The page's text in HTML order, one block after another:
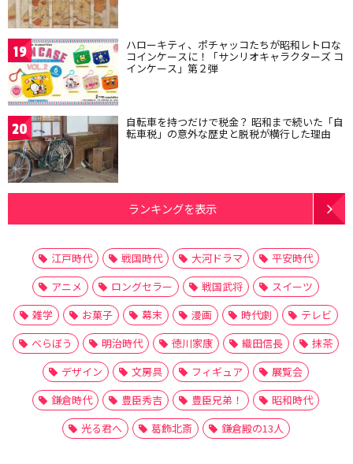
19 ハローキティ、ポチャッコたちが昭和レトロな
コインケースに！「サンリオキャラクターズ コ
インケース」第２弾
20 自転車を持つだけで税金？ 昭和まで続いた「自
転車税」の意外な歴史と脱税が横行した理由
ランキングを表示
江戸時代 戦国時代 大河ドラマ
平安時代
アニメ
ロングセラー 戦国武将
スイーツ
雑学
お菓子 幕末 漫画 時代劇
テレビ
べらぼう
明治時代 徳川家康 織田信長
抹茶
デザイン
文房具 フィギュア
展覧会
鎌倉時代
豊臣秀吉 豊臣兄弟！
昭和時代
光る君へ
葛飾北斎 鎌倉殿の13人